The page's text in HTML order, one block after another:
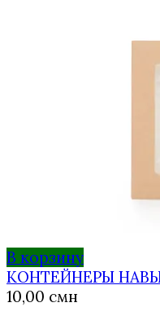
В корзину
КОНТЕЙНЕРЫ
10,00 смн